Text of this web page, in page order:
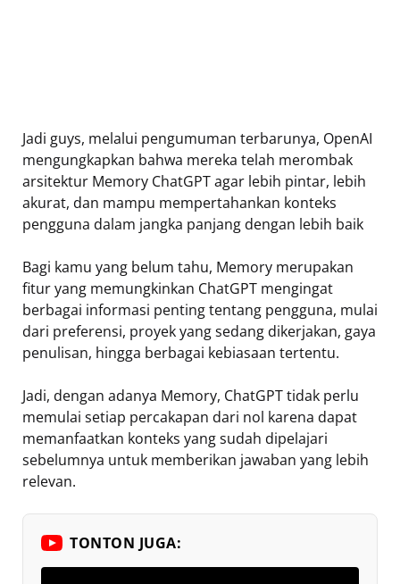
Jadi guys, melalui pengumuman terbarunya, OpenAI
mengungkapkan bahwa mereka telah merombak
arsitektur Memory ChatGPT agar lebih pintar, lebih
akurat, dan mampu mempertahankan konteks
pengguna dalam jangka panjang dengan lebih baik
Bagi kamu yang belum tahu, Memory merupakan
fitur yang memungkinkan ChatGPT mengingat
berbagai informasi penting tentang pengguna, mulai
dari preferensi, proyek yang sedang dikerjakan, gaya
penulisan, hingga berbagai kebiasaan tertentu.
Jadi, dengan adanya Memory, ChatGPT tidak perlu
memulai setiap percakapan dari nol karena dapat
memanfaatkan konteks yang sudah dipelajari
sebelumnya untuk memberikan jawaban yang lebih
relevan.
TONTON JUGA: